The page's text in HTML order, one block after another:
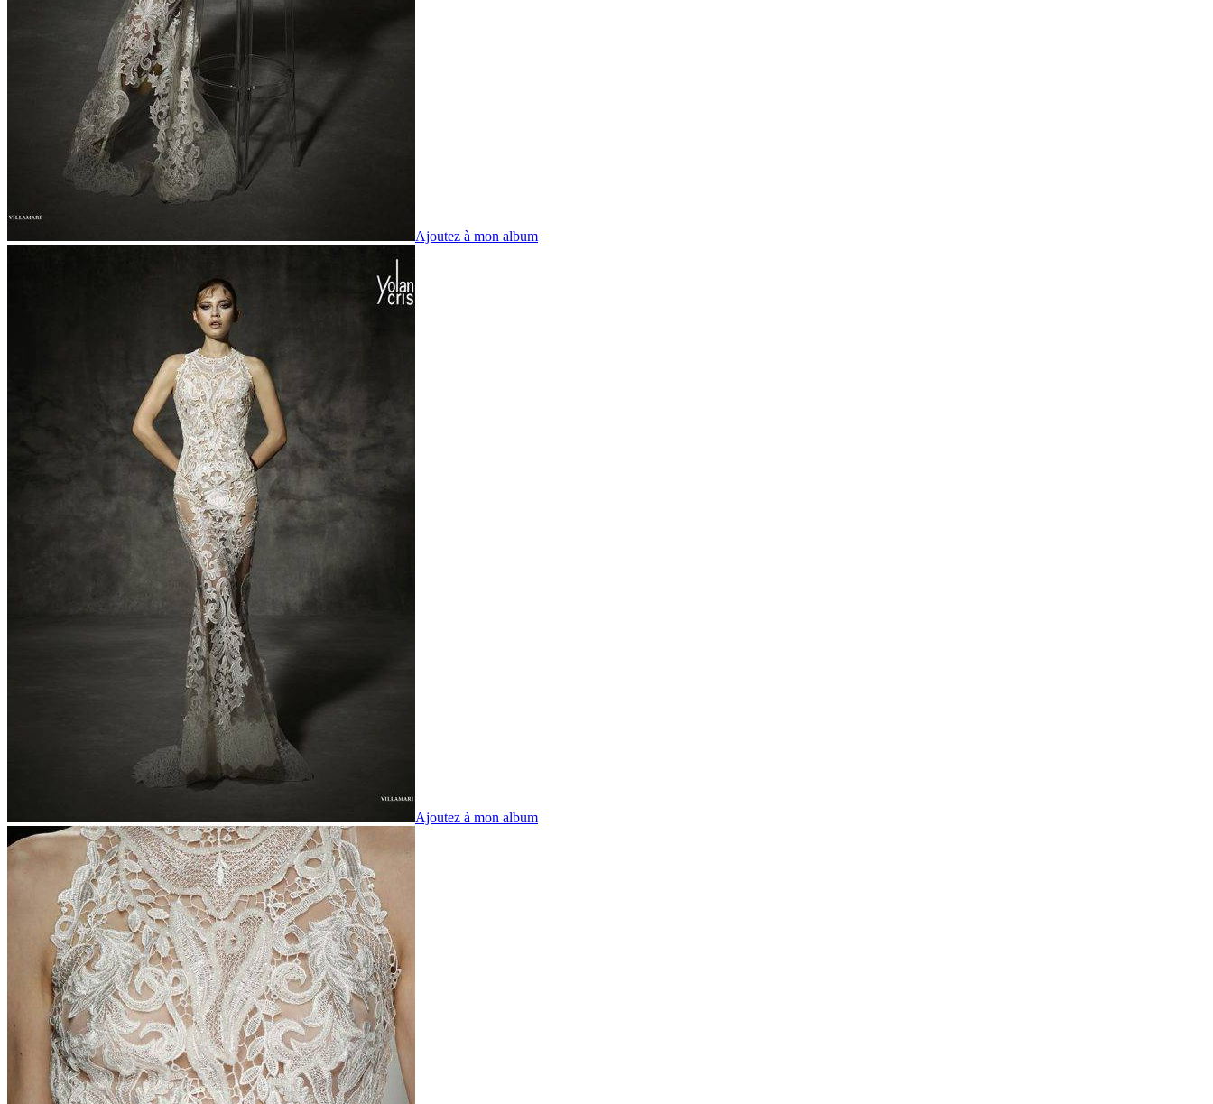
Ajoutez à mon album
Ajoutez à mon album